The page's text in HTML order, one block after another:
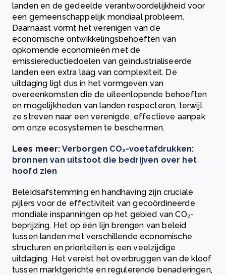
landen en de gedeelde verantwoordelijkheid voor
een gemeenschappelijk mondiaal probleem.
Daarnaast vormt het verenigen van de
economische ontwikkelingsbehoeften van
opkomende economieën met de
emissiereductiedoelen van geïndustrialiseerde
landen een extra laag van complexiteit. De
uitdaging ligt dus in het vormgeven van
overeenkomsten die de uiteenlopende behoeften
en mogelijkheden van landen respecteren, terwijl
ze streven naar een verenigde, effectieve aanpak
om onze ecosystemen te beschermen.
Lees meer: Verborgen CO₂-voetafdrukken:
bronnen van uitstoot die bedrijven over het
hoofd zien
Beleidsafstemming en handhaving zijn cruciale
pijlers voor de effectiviteit van gecoördineerde
mondiale inspanningen op het gebied van CO₂-
beprijzing. Het op één lijn brengen van beleid
tussen landen met verschillende economische
structuren en prioriteiten is een veelzijdige
uitdaging. Het vereist het overbruggen van de kloof
tussen marktgerichte en regulerende benaderingen,